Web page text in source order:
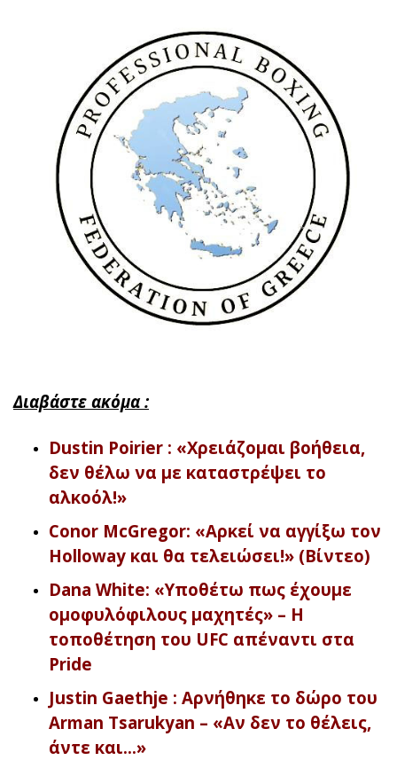
Διαβάστε ακόμα :
Dustin Poirier : «Χρειάζομαι βοήθεια,
δεν θέλω να με καταστρέψει το
αλκοόλ!»
Conor McGregor: «Αρκεί να αγγίξω τον
Holloway και θα τελειώσει!» (Βίντεο)
Dana White: «Υποθέτω πως έχουμε
ομοφυλόφιλους μαχητές» – Η
τοποθέτηση του UFC απέναντι στα
Pride
Justin Gaethje : Αρνήθηκε το δώρο του
Arman Tsarukyan – «Αν δεν το θέλεις,
άντε και…»